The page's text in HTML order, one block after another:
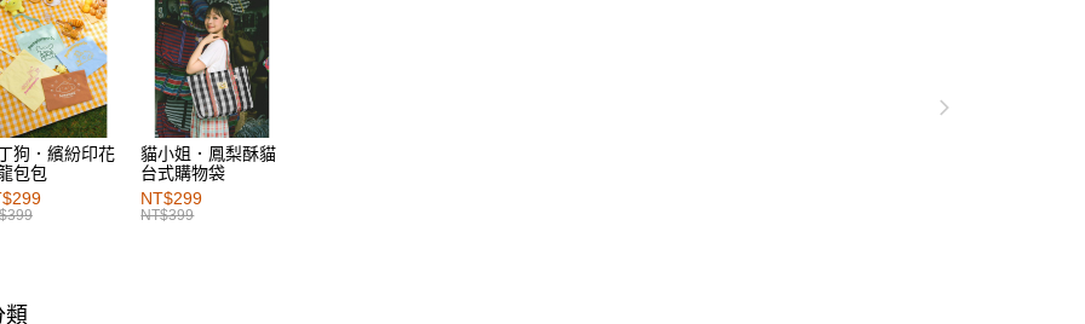
狗．繽紛印花
包包
貓小姐．鳳梨酥貓
台式購物袋
NT$299
NT$399
類